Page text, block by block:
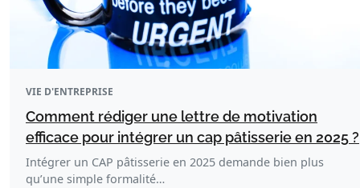
VIE D'ENTREPRISE
Comment rédiger une lettre de motivation
efficace pour intégrer un cap pâtisserie en 2025 ?
Intégrer un CAP pâtisserie en 2025 demande bien plus
qu’une simple formalité…